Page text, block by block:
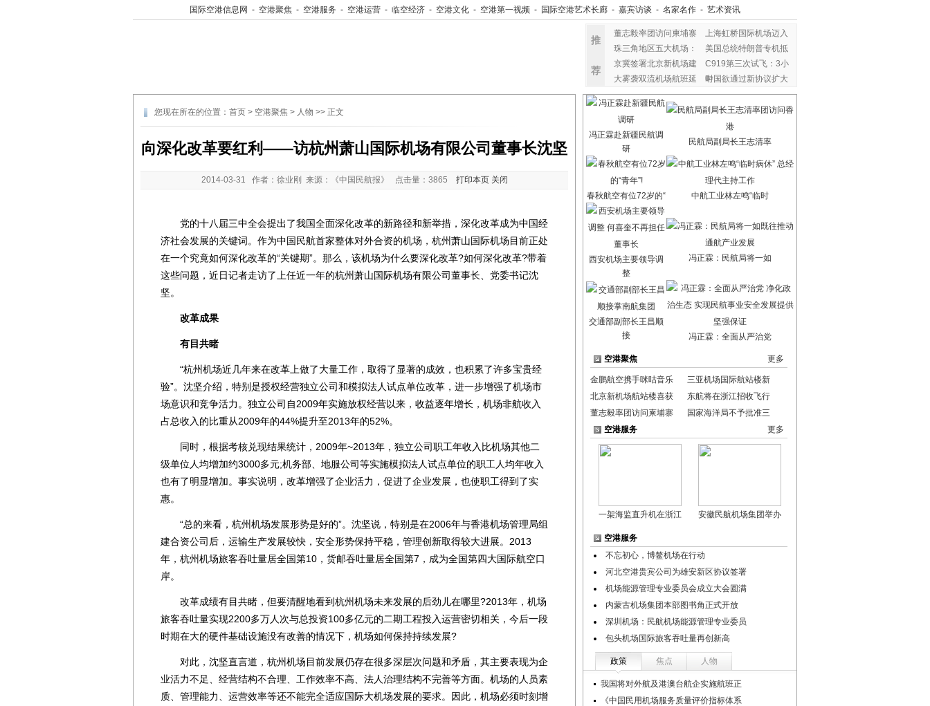
国际空港信息网 - 空港聚焦 - 空港服务 - 空港运营 - 临空经济 - 空港文化 - 空港第一视频 - 国际空港艺术长廊 - 嘉宾访谈 - 名家名作 - 艺术资讯
推
荐
董志毅率团访问柬埔寨
上海虹桥国际机场迈入
珠三角地区五大机场：
美国总统特朗普专机抵
京冀签署北京新机场建
C919第三次试飞：3小
时
大雾袭双流机场航班延 中国欲通过新协议扩大
您现在所在的位置： 首页 > 空港聚焦 > 人物 >> 正文
向深化改革要红利——访杭州萧山国际机场有限公司董事长沈坚
2014-03-31 作者：徐业刚 来源：《中国民航报》 点击量： 3865 打印本页 关闭
党的十八届三中全会提出了我国全面深化改革的新路径和新举措，深化改革成为中国经
济社会发展的关键词。作为中国民航首家整体对外合资的机场，杭州萧山国际机场目前正处
在一个究竟如何深化改革的“关键期”。那么，该机场为什么要深化改革?如何深化改革?带着
这些问题，近日记者走访了上任近一年的杭州萧山国际机场有限公司董事长、党委书记沈
坚。
改革成果
有目共睹
“杭州机场近几年来在改革上做了大量工作，取得了显著的成效，也积累了许多宝贵经
验”。沈坚介绍，特别是授权经营独立公司和模拟法人试点单位改革，进一步增强了机场市
场意识和竞争活力。独立公司自2009年实施放权经营以来，收益逐年增长，机场非航收入
占总收入的比重从2009年的44%提升至2013年的52%。
同时，根据考核兑现结果统计，2009年~2013年，独立公司职工年收入比机场其他二
级单位人均增加约3000多元;机务部、地服公司等实施模拟法人试点单位的职工人均年收入
也有了明显增加。事实说明，改革增强了企业活力，促进了企业发展，也使职工得到了实
惠。
“总的来看，杭州机场发展形势是好的”。沈坚说，特别是在2006年与香港机场管理局组
建合资公司后，运输生产发展较快，安全形势保持平稳，管理创新取得较大进展。2013
年，杭州机场旅客吞吐量居全国第10，货邮吞吐量居全国第7，成为全国第四大国际航空口
岸。
改革成绩有目共睹，但要清醒地看到杭州机场未来发展的后劲儿在哪里?2013年，机场
旅客吞吐量实现2200多万人次与总投资100多亿元的二期工程投入运营密切相关，今后一段
时期在大的硬件基础设施没有改善的情况下，机场如何保持持续发展?
对此，沈坚直言道，杭州机场目前发展仍存在很多深层次问题和矛盾，其主要表现为企
业活力不足、经营结构不合理、工作效率不高、法人治理结构不完善等方面。机场的人员素
质、管理能力、运营效率等还不能完全适应国际大机场发展的要求。因此，机场必须时刻增
冯正霖赴新疆民航调
研
民航局副局长王志清率
春秋航空有位72岁的“ 中航工业林左鸣“临时
西安机场主要领导调
整
冯正霖：民航局将一如
交通部副部长王昌顺
接
冯正霖：全面从严治党
空港聚焦 更多
金鹏航空携手咪咕音乐
三亚机场国际航站楼新
北京新机场航站楼喜获
东航将在浙江招收飞行
董志毅率团访问柬埔寨
国家海洋局不予批准三
空港服务
更多
一架海监直升机在浙江 安徽民航机场集团举办
空港服务
不忘初心，博鳌机场在行动
河北空港贵宾公司为雄安新区协议签署
机场能源管理专业委员会成立大会圆满
内蒙古机场集团本部图书角正式开放
深圳机场：民航机场能源管理专业委员
包头机场国际旅客吞吐量再创新高
政策 焦点 人物
我国将对外航及港澳台航企实施航班正
《中国民用机场服务质量评价指标体系